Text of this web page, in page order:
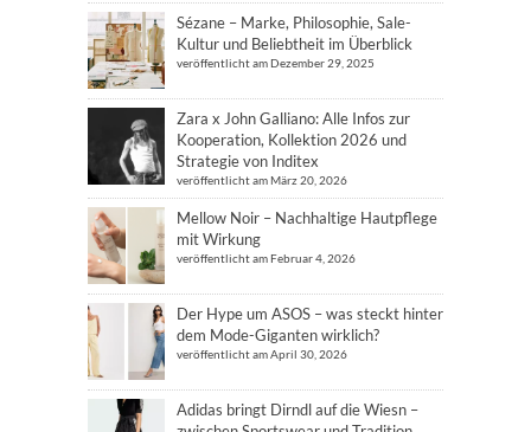
Sézane – Marke, Philosophie, Sale-
Kultur und Beliebtheit im Überblick
veröffentlicht am Dezember 29, 2025
Zara x John Galliano: Alle Infos zur
Kooperation, Kollektion 2026 und
Strategie von Inditex
veröffentlicht am März 20, 2026
Mellow Noir – Nachhaltige Hautpflege
mit Wirkung
veröffentlicht am Februar 4, 2026
Der Hype um ASOS – was steckt hinter
dem Mode-Giganten wirklich?
veröffentlicht am April 30, 2026
Adidas bringt Dirndl auf die Wiesn –